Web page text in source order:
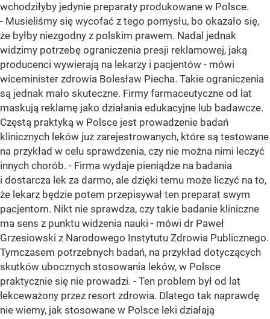
wchodziłyby jedynie preparaty produkowane w Polsce.
- Musieliśmy się wycofać z tego pomysłu, bo okazało się,
że byłby niezgodny z polskim prawem. Nadal jednak
widzimy potrzebę ograniczenia presji reklamowej, jaką
producenci wywierają na lekarzy i pacjentów - mówi
wiceminister zdrowia Bolesław Piecha. Takie ograniczenia
są jednak mało skuteczne. Firmy farmaceutyczne od lat
maskują reklamę jako działania edukacyjne lub badawcze.
Częstą praktyką w Polsce jest prowadzenie badań
klinicznych leków już zarejestrowanych, które są testowane
na przykład w celu sprawdzenia, czy nie można nimi leczyć
innych chorób. - Firma wydaje pieniądze na badania
i dostarcza lek za darmo, ale dzięki temu może liczyć na to,
że lekarz będzie potem przepisywał ten preparat swym
pacjentom. Nikt nie sprawdza, czy takie badanie kliniczne
ma sens z punktu widzenia nauki - mówi dr Paweł
Grzesiowski z Narodowego Instytutu Zdrowia Publicznego.
Tymczasem potrzebnych badań, na przykład dotyczących
skutków ubocznych stosowania leków, w Polsce
praktycznie się nie prowadzi. - Ten problem był od lat
lekceważony przez resort zdrowia. Dlatego tak naprawdę
nie wiemy, jak stosowane w Polsce leki działają